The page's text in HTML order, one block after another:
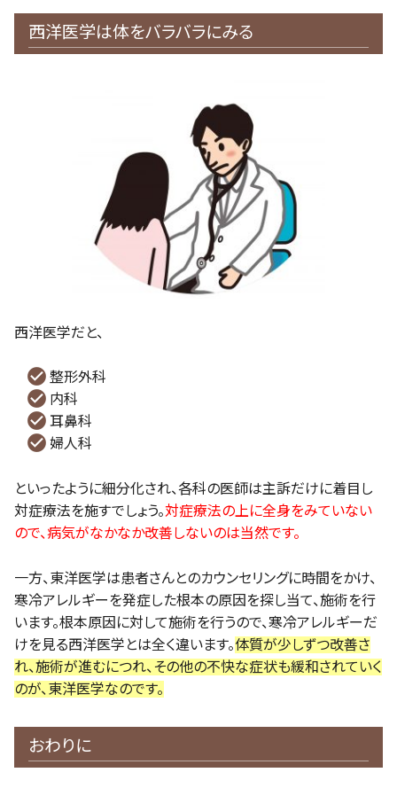
西洋医学は体をバラバラにみる
西洋医学だと、
整形外科
内科
耳鼻科
婦人科
といったように細分化され、各科の医師は主訴だけに着目し
対症療法を施すでしょう。対症療法の上に全身をみていない
ので、病気がなかなか改善しないのは当然です。
一方、東洋医学は患者さんとのカウンセリングに時間をかけ、
寒冷アレルギーを発症した根本の原因を探し当て、施術を行
います。根本原因に対して施術を行うので、寒冷アレルギーだ
けを見る西洋医学とは全く違います。体質が少しずつ改善さ
れ、施術が進むにつれ、その他の不快な症状も緩和されていく
のが、東洋医学なのです。
おわりに